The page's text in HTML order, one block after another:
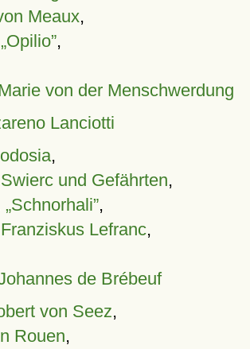
Meaux,
,
von der Menschwerdung
Lanciotti
,
und Gefährten,
,
Lefranc,
de Brébeuf
von Seez,
Rouen,